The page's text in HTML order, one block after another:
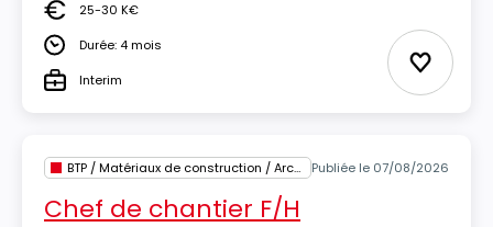
Salaire25-30 K€
DuréeDurée: 4 mois
TypeInterim Ajouter
BTP / Matériaux de construction / Architecture Publiée le 07/08/2026
Chef de chantier F/H